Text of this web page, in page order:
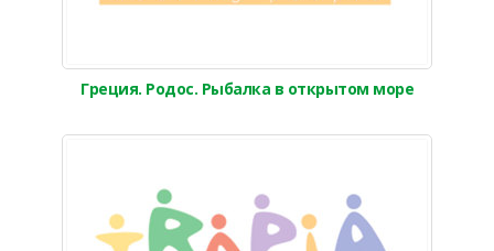
Греция. Родос. Рыбалка в открытом море